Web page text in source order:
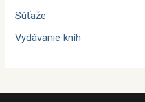
Súťaže
Vydávanie kníh